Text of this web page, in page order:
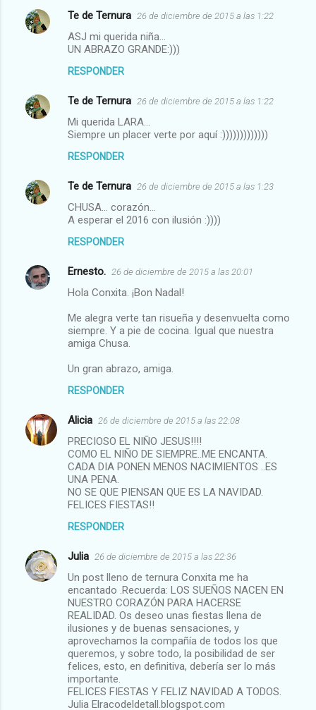
Te de Ternura 26 de diciembre de 2015 a las 1:22
ASJ mi querida niña...
UN ABRAZO GRANDE:)))
RESPONDER
Te de Ternura 26 de diciembre de 2015 a las 1:22
Mi querida LARA...
Siempre un placer verte por aquí :)))))))))))))
RESPONDER
Te de Ternura 26 de diciembre de 2015 a las 1:23
CHUSA... corazón...
A esperar el 2016 con ilusión :))))
RESPONDER
Ernesto. 26 de diciembre de 2015 a las 20:01
Hola Conxita. ¡Bon Nadal!
Me alegra verte tan risueña y desenvuelta como
siempre. Y a pie de cocina. Igual que nuestra
amiga Chusa.
Un gran abrazo, amiga.
RESPONDER
Alicia 26 de diciembre de 2015 a las 22:08
PRECIOSO EL NIÑO JESUS!!!!
COMO EL NIÑO DE SIEMPRE..ME ENCANTA.
CADA DIA PONEN MENOS NACIMIENTOS ..ES
UNA PENA.
NO SE QUE PIENSAN QUE ES LA NAVIDAD.
FELICES FIESTAS!!
RESPONDER
Julia 26 de diciembre de 2015 a las 22:36
Un post lleno de ternura Conxita me ha
encantado .Recuerda: LOS SUEÑOS NACEN EN
NUESTRO CORAZÓN PARA HACERSE
REALIDAD. Os deseo unas fiestas llena de
ilusiones y de buenas sensaciones, y
aprovechamos la compañía de todos los que
queremos, y sobre todo, la posibilidad de ser
felices, esto, en definitiva, debería ser lo más
importante.
FELICES FIESTAS Y FELIZ NAVIDAD A TODOS.
Julia Elracodeldetall.blogspot.com